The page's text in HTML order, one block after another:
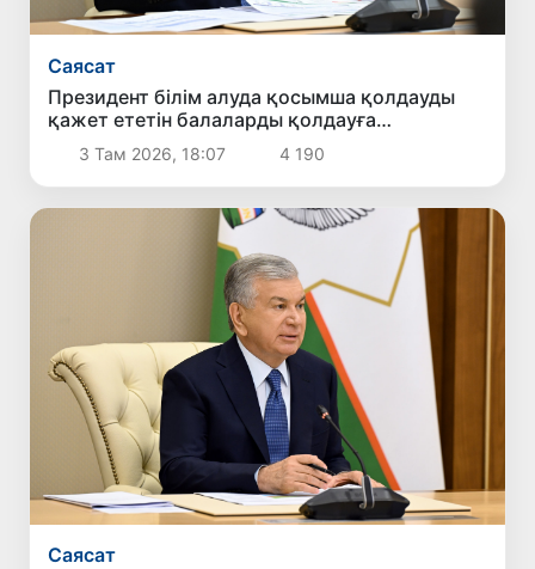
Саясат
Президент білім алуда қосымша қолдауды
қажет ететін балаларды қолдауға
бағытталған ұсыныстармен танысты
3 Там 2026, 18:07 4 190
Саясат